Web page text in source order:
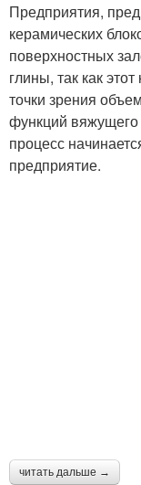
Предприятия,
керамических
поверхностных
глины, так как
точки зрения
функций
процесс
предприятие.
читать дальше →